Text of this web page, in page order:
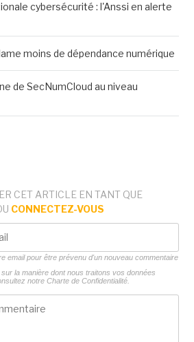
cybersécurité : l'Anssi en alerte
moins de dépendance numérique
de SecNumCloud au niveau
CET ARTICLE EN TANT QUE
CONNECTEZ-VOUS
email pour être prévenu d'un nouveau commentaire
la manière dont nous traitons vos données
notre Charte de Confidentialité.